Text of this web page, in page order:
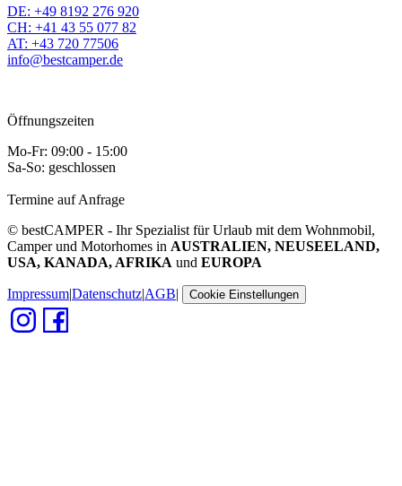
DE: +49 8192 276 920
CH: +41 43 55 077 82
AT: +43 720 77506
info@bestcamper.de
Öffnungszeiten
Mo-Fr: 09:00 - 15:00
Sa-So: geschlossen
Termine auf Anfrage
© bestCAMPER - Ihr Spezialist für Urlaub mit dem Wohnmobil,
Camper und Motorhomes in AUSTRALIEN, NEUSEELAND,
USA, KANADA, AFRIKA und EUROPA
Impressum|Datenschutz|AGB| Cookie Einstellungen